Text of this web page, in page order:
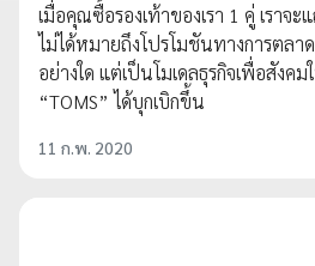
เมื่อคุณซื้อรองเท้าของเรา 1 คู่ เราจ
ไม่ได้หมายถึงโปรโมชันทางการตลา
อย่างใด แต่เป็นโมเดลธุรกิจเพื่อสังค
“TOMS” ได้บุกเบิกขึ้น
11 ก.พ. 2020